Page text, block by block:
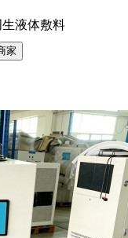
液体敷料
家